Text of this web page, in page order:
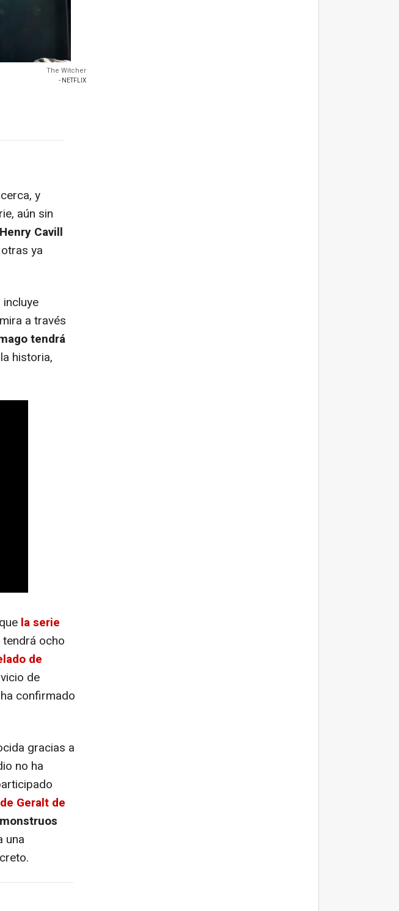
The Witcher
- NETFLIX
y
aún sin
Cavill
ya
a través
tendrá
historia,
la serie
ocho
de
de
confirmado
gracias a
no ha
Geralt de
una